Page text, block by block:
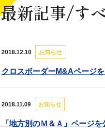
最新記事/す
2018.12.10 お知らせ
クロスボーダーM&Aページ
2018.11.09 お知らせ
「地方別のＭ＆Ａ」ページを